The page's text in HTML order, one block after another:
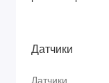
Датчики
Датчики